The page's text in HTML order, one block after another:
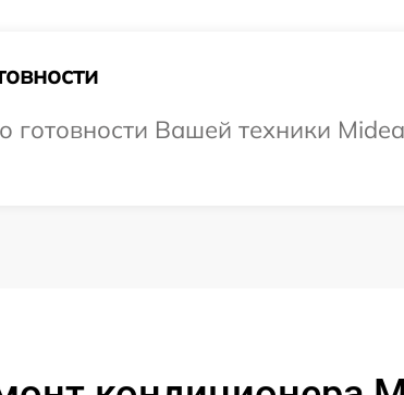
готовности Вашей техники